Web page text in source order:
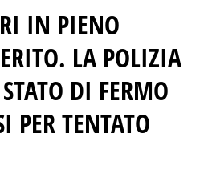
IN PIENO
. LA POLIZIA
DI FERMO
PER TENTATO